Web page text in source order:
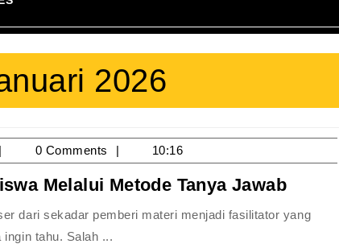
2026
admin0 Comments 10:16
Melalui Metode Tanya JawabCara
Melatih
ingin tahu. Salah ...